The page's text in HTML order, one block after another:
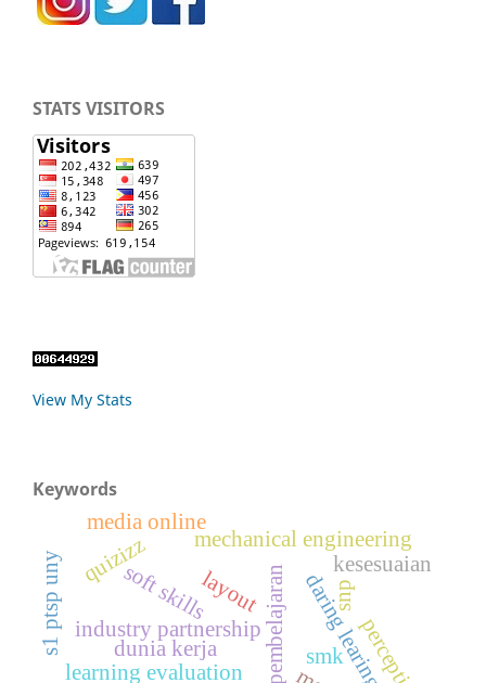
STATS VISITORS
View My Stats
Keywords
industry partnership
soft skills
smk
learning evaluation daring learing
quizizz mechanical engineering
layout
perception
dunia kerja
kesesuaian
media online
snp
s1 ptsp uny